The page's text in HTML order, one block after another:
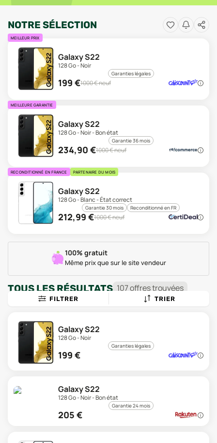
NOTRE SÉLECTION
MEILLEUR PRIX
Galaxy S22
128 Go - Noir
Garanties légales
199 €1000€ neuf
MEILLEURE GARANTIE
Galaxy S22
128 Go - Noir - Bon état
Garantie 36 mois
234,90 €1000€ neuf
RECONDITIONNÉ EN FRANCE PARTENAIRE DU MOIS
Galaxy S22
128 Go - Blanc - État correct
Garantie 30 mois Reconditionné en FR
212,99 €1000€ neuf
100% gratuit
Même prix que sur le site vendeur
TOUS LES RÉSULTATS 107offrestrouvées
FILTRER TRIER
Galaxy S22
128 Go - Noir
Garanties légales
199 €
Galaxy S22
128 Go - Noir - Bon état
Garantie 24 mois
205 €